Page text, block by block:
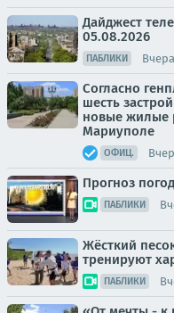
Дайджест
05.08.2026
ПАБЛИКИ
Согласно
шесть
новые жилые
Мариуполе
ОФИЦ.
Прогноз
ПАБЛИКИ
Жёсткий
тренируют
ПАБЛИКИ